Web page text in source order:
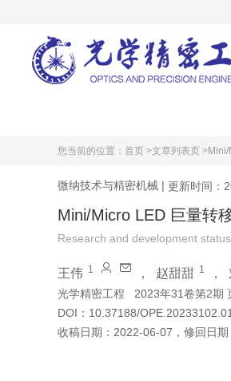
您当前的位置： 首页 >文章列表页 >
微纳技术与精密机械 | 更新时间：
Mini/Micro LED 巨量转
Research and development
王伟 1 ， 赵甜甜 1 ，
光学精密工程
2023年31卷第2期
DOI： 10.37188/
收稿日期： 2022-06-07 ， 修回日期